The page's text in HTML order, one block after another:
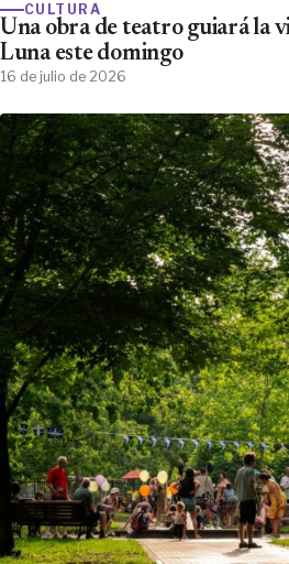
CULTURA
Una obra de teatro guiará la
Luna este domingo
16 de julio de 2026